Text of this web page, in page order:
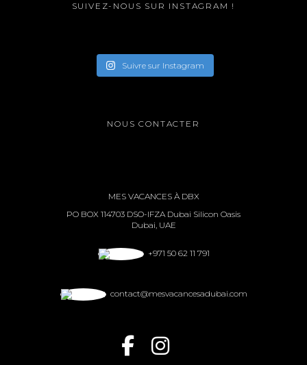
SUIVEZ-NOUS SUR INSTAGRAM !
Suivre sur Instagram
NOUS CONTACTER
MES VACANCES À DBX
PO BOX 114703 DSO-IFZA Dubai Silicon Oasis
Dubai, UAE
+971 50 62 11 791
contact@mesvacancesadubai.com